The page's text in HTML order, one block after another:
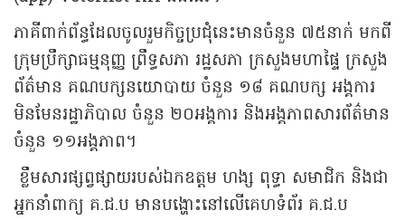
ភាគីពាក់ព័ន្ធដែលចូលរួមកិច្ចប្រជុំនេះមានចំនួន ៧៥នាក់ មកពី
ក្រុមប្រឹក្សាធម្មនុញ្ញ ព្រឹទ្ធសភា រដ្ឋសភា ក្រសួងមហាផ្ទៃ ក្រសួង
ព័ត៌មាន គណបក្សនយោបាយ ចំនួន ១៨ គណបក្ស អង្គការ
មិនមែនរដ្ឋាភិបាល ចំនួន ២០អង្គការ និងអង្គភាពសារព័ត៌មាន
ចំនួន ១១អង្គភាព។
ខ្លឹមសារផ្សព្វផ្សាយរបស់ឯកឧត្តម ហង្ស ពុទ្ធា សមាជិក និងជា
អ្នកនាំពាក្យ គ.ជ.ប មានបង្ហោះនៅលើគេហទំព័រ គ.ជ.ប